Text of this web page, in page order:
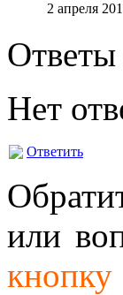
2 апреля
Ответы
Нет
Ответить
или
кнопку